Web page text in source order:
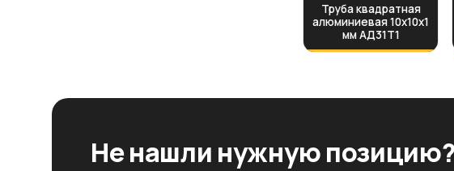
Труба квадратная
алюминиевая 10х10х1
мм АД31Т1
Не нашли нужную позицию?